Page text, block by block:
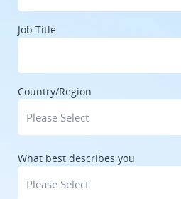
Job Title
Country/Region
What best describes you